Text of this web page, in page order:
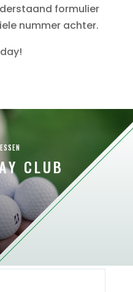
formulier
nummer achter.
CLUB